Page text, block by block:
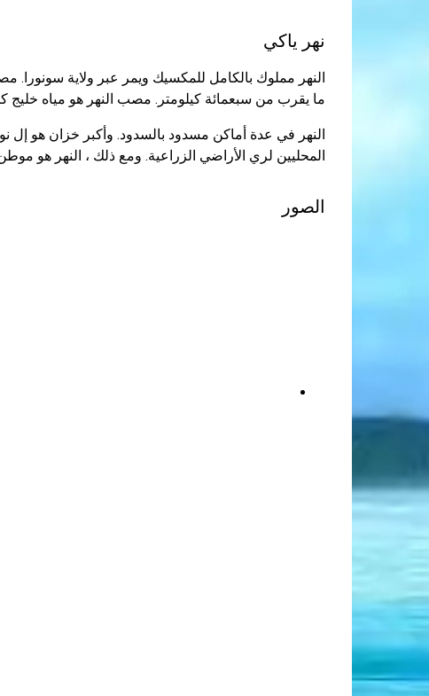
نهر ياكي
النهر مملوك بالكامل للمكسيك ويمر عبر ولاية سونورا.
ما يقرب من سبعمائة كيلومتر. مصب النهر هو مياه خليج
النهر في عدة أماكن مسدود بالسدود. وأكبر خزان هو إل
المحليين لري الأراضي الزراعية. ومع ذلك ، النهر هو
الصور